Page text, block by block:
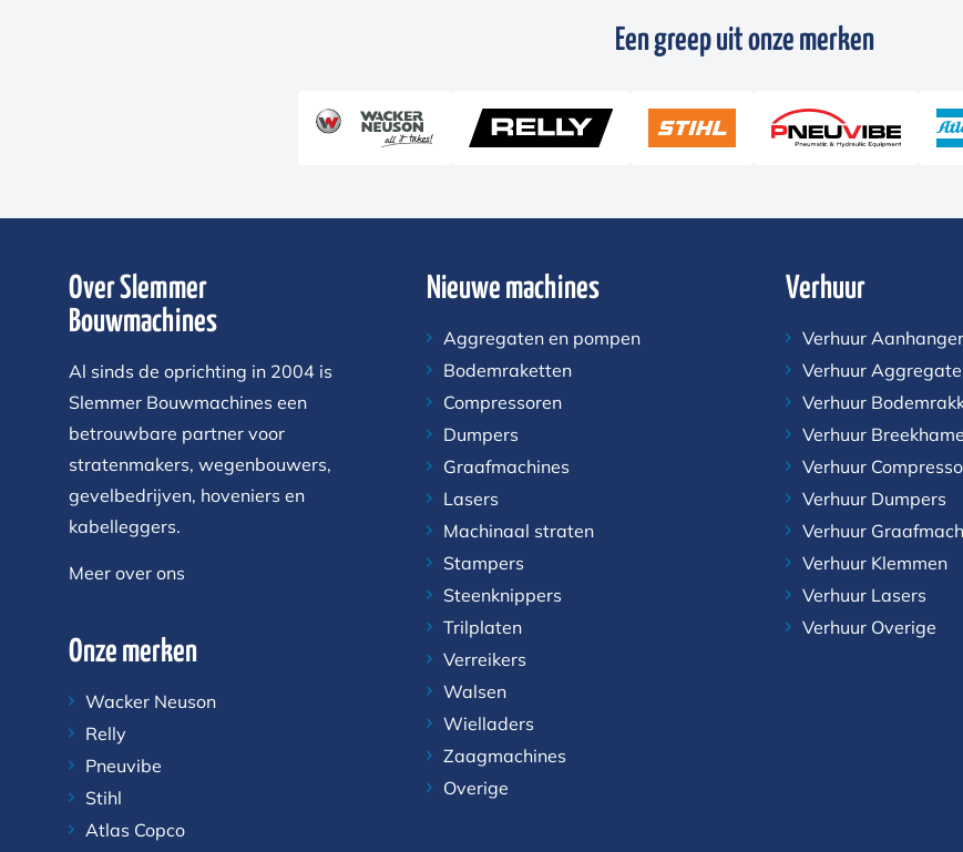
Een greep uit onze merken
Over Slemmer
Bouwmachines
Al sinds de oprichting in 2004 is
Slemmer Bouwmachines een
betrouwbare partner voor
stratenmakers, wegenbouwers,
gevelbedrijven, hoveniers en
kabelleggers.
Meer over ons
Onze merken
Wacker Neuson
Relly
Pneuvibe
Stihl
Atlas Copco
Nieuwe machines
Aggregaten en pompen
Bodemraketten
Compressoren
Dumpers
Graafmachines
Lasers
Machinaal straten
Stampers
Steenknippers
Trilplaten
Verreikers
Walsen
Wielladers
Zaagmachines
Overige
Verhuur
Verhuur
Verhuur
Verhuur
Verhuur
Verhuur
Verhuur Dumpers
Verhuur
Verhuur Klemmen
Verhuur Lasers
Verhuur Overige